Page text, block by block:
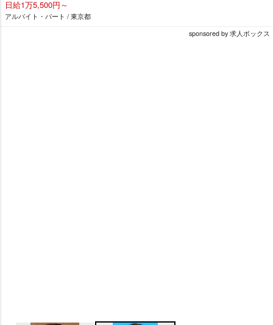
日給1万5,500円～
アルバイト・パート / 東京都
sponsored by 求人ボックス